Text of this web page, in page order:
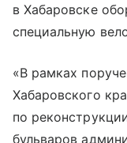
в Хабаровске
специальную
«В рамках
Хабаровского
по
бульваров